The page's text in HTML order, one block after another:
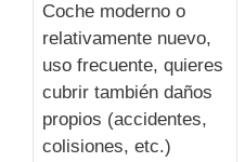
Coche moderno o
relativamente nuevo,
uso frecuente, quieres
cubrir también daños
propios (accidentes,
colisiones, etc.)